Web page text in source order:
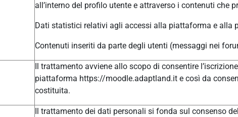
all’interno del profilo utente e attraverso i contenuti che
Dati statistici relativi agli accessi alla piattaforma e alla
Contenuti inseriti da parte degli utenti (messaggi nei
Il trattamento avviene allo scopo di consentire
piattaforma https://moodle.adaptland.it e così da
costituita.
Il trattamento dei dati personali si fonda sul consenso